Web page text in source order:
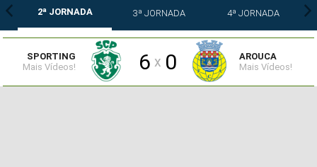
2ª JORNADA 3ª JORNADA 4ª JORNADA
SPORTING
Mais Vídeos!
6 x 0
AROUCA
Mais Vídeos!